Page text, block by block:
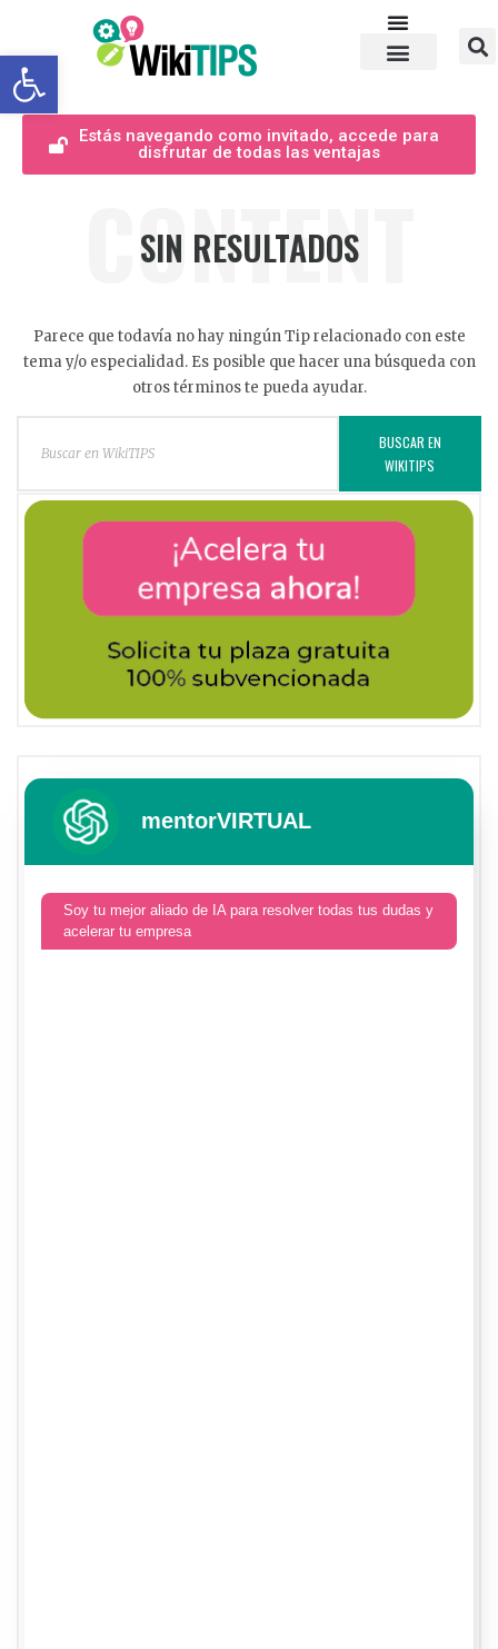
Abrir barra de herramientas
Estás navegando como invitado, accede para
disfrutar de todas las ventajas
CONTENT
SIN RESULTADOS
Parece que todavía no hay ningún Tip relacionado con este
tema y/o especialidad. Es posible que hacer una búsqueda con
otros términos te pueda ayudar.
BUSCAR EN
WIKITIPS
mentorVIRTUAL
Soy tu mejor aliado de IA para resolver todas tus dudas y
acelerar tu empresa